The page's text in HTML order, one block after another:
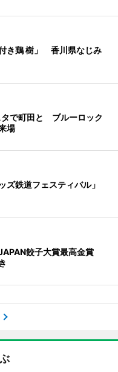
き鶏 樹」 香川県なじみ
で町田と ブルーロック
場
ズ鉄道フェスティバル」
餃子大賞最高金賞